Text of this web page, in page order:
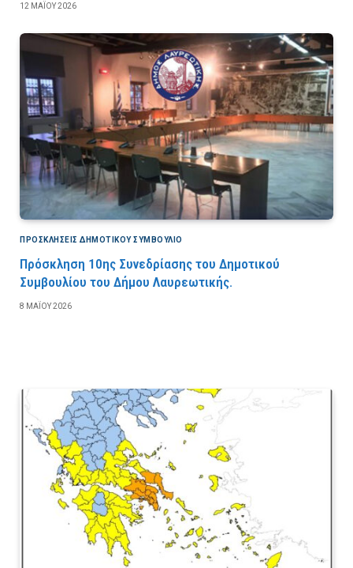
12 ΜΑΪ́ΟΥ 2026
ΠΡΟΣΚΛΉΣΕΙΣ ΔΗΜΟΤΙΚΟΎ ΣΥΜΒΟΎΛΙΟ
Πρόσκληση 10ης Συνεδρίασης του Δημοτικού
Συμβουλίου του Δήμου Λαυρεωτικής.
8 ΜΑΪ́ΟΥ 2026